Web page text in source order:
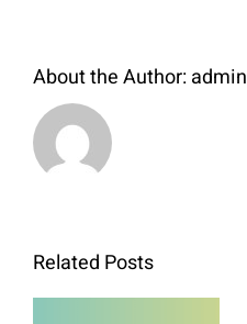
About the Author:admin
Related Posts